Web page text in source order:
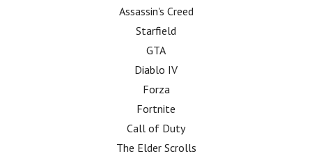
Assassin's Creed
Starfield
GTA
Diablo IV
Forza
Fortnite
Call of Duty
The Elder Scrolls